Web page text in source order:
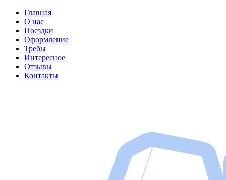
Главная
О нас
Поездки
Оформление
Требы
Интересное
Отзывы
Контакты